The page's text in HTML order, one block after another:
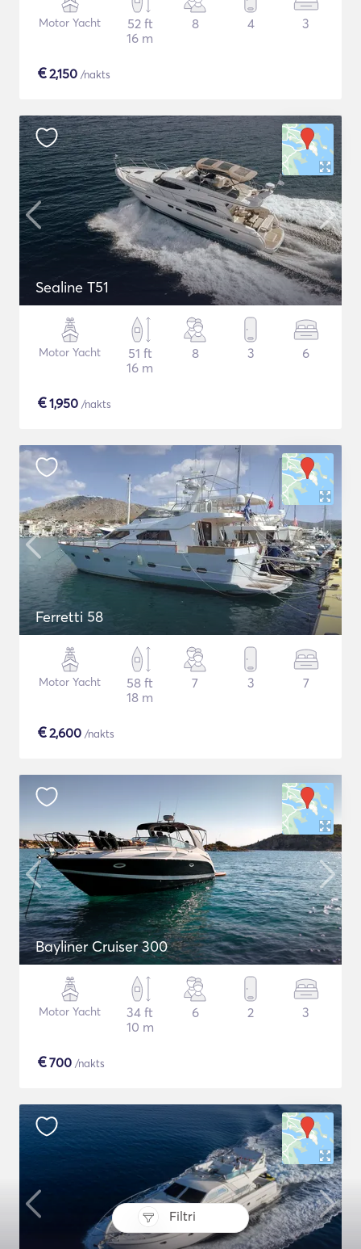
Filtri
Motor Yacht
52 ft
16 m
8 4 3
€2,150 /nakts
Sealine T51
Motor Yacht
51 ft
16 m
8 3 6
€1,950 /nakts
Ferretti 58
Motor Yacht
58 ft
18 m
7 3 7
€2,600 /nakts
Bayliner Cruiser 300
Motor Yacht
34 ft
10 m
6 2 3
€700 /nakts